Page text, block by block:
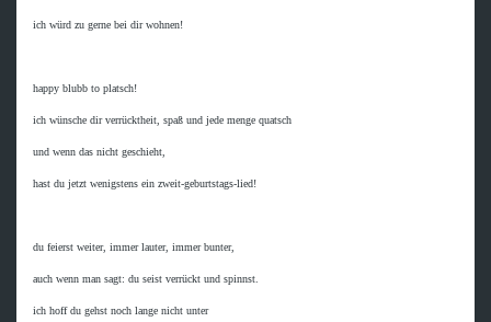
ich würd zu gerne bei dir wohnen!
happy blubb to platsch!
ich wünsche dir verrücktheit, spaß und jede menge quatsch
und wenn das nicht geschieht,
hast du jetzt wenigstens ein zweit-geburtstags-lied!
du feierst weiter, immer lauter, immer bunter,
auch wenn man sagt: du seist verrückt und spinnst.
ich hoff du gehst noch lange nicht unter